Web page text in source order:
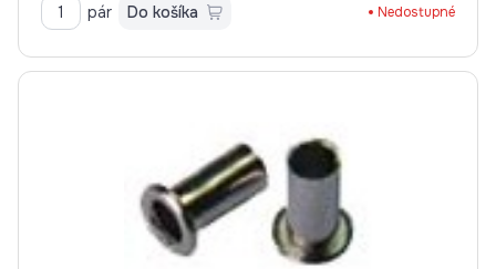
pár Do košíka Nedostupné